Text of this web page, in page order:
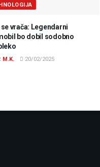
vrača: Legendarni
bo dobil sodobno
M.K. 20/02/2025